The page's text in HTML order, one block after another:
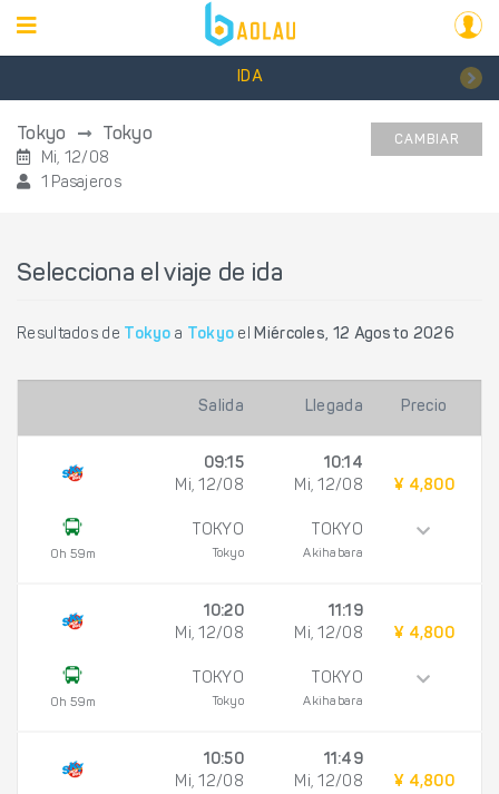
IDA
Tokyo Tokyo
Mi, 12/08
1 Pasajeros
CAMBIAR
Selecciona el viaje de ida
Resultados de Tokyo a Tokyo elMiércoles, 12 Agosto 2026
Salida Llegada Precio
0h 59m
09:15
Mi, 12/08
TOKYO
Tokyo
10:14
Mi, 12/08
TOKYO
Akihabara
¥ 4,800
0h 59m
10:20
Mi, 12/08
TOKYO
Tokyo
11:19
Mi, 12/08
TOKYO
Akihabara
¥ 4,800
10:50
Mi, 12/08
11:49
Mi, 12/08
¥ 4,800